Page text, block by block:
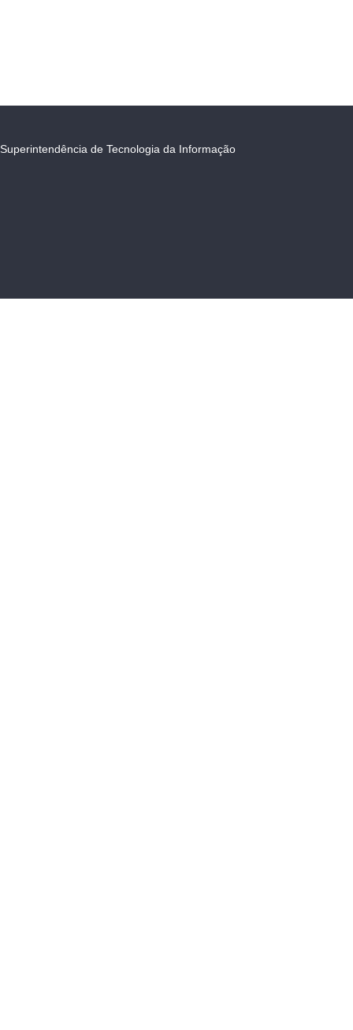
Superintendência de Tecnologia da Informação